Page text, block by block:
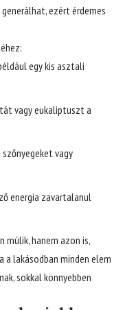
ezért érdemes
egy kis asztali
vagy eukaliptuszt a
vagy
energia zavartalanul
múlik, hanem azon is,
a lakásodban minden elem
sokkal könnyebben